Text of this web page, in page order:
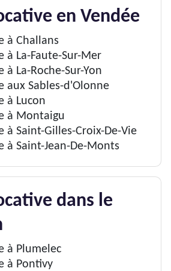
en Vendée
à Challans
à La-Faute-Sur-Mer
La-Roche-Sur-Yon
aux Sables-d'Olonne
à Lucon
à Montaigu
à Saint-Gilles-Croix-De-Vie
à Saint-Jean-De-Monts
dans le
à Plumelec
à Pontivy